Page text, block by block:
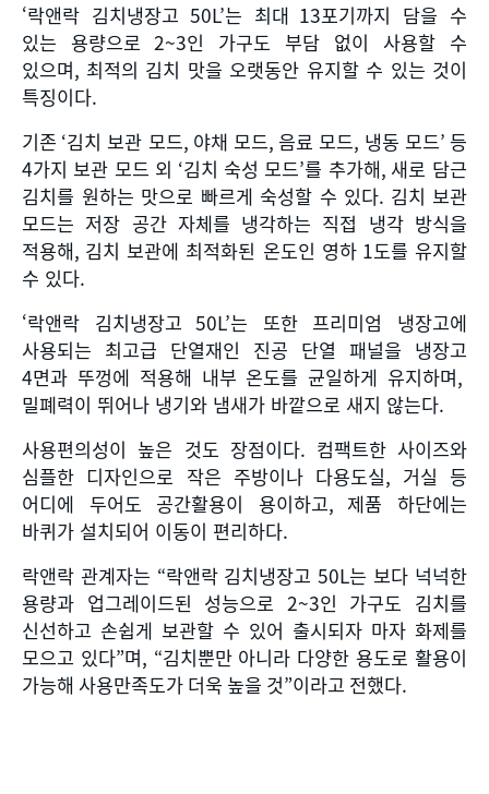
‘락앤락 김치냉장고 50L’는 최대 13포기까지 담을 수
있는 용량으로 2~3인 가구도 부담 없이 사용할 수
있으며, 최적의 김치 맛을 오랫동안 유지할 수 있는 것이
특징이다.
기존 ‘김치 보관 모드, 야채 모드, 음료 모드, 냉동 모드’ 등
4가지 보관 모드 외 ‘김치 숙성 모드’를 추가해, 새로 담근
김치를 원하는 맛으로 빠르게 숙성할 수 있다. 김치 보관
모드는 저장 공간 자체를 냉각하는 직접 냉각 방식을
적용해, 김치 보관에 최적화된 온도인 영하1도를 유지할
수 있다.
‘락앤락 김치냉장고 50L’는 또한 프리미엄 냉장고에
사용되는 최고급 단열재인 진공 단열 패널을 냉장고
4면과 뚜껑에 적용해 내부 온도를 균일하게 유지하며,
밀폐력이 뛰어나 냉기와 냄새가 바깥으로 새지 않는다.
사용편의성이 높은 것도 장점이다. 컴팩트한 사이즈와
심플한 디자인으로 작은 주방이나 다용도실, 거실 등
어디에 두어도 공간활용이 용이하고, 제품 하단에는
바퀴가 설치되어 이동이 편리하다.
락앤락 관계자는 “락앤락 김치냉장고 50L는 보다 넉넉한
용량과 업그레이드된 성능으로 2~3인 가구도 김치를
신선하고 손쉽게 보관할 수 있어 출시되자 마자 화제를
모으고 있다”며, “김치뿐만 아니라 다양한 용도로 활용이
가능해 사용만족도가 더욱 높을 것”이라고 전했다.